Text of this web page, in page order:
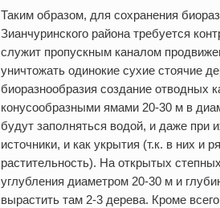
Таким образом, для сохранения
Зианчуринского района требуется
служит пропускным каналом
уничтожать одинокие сухие стоячие
биоразнообразия создание отводных
конусообразными ямами 20-30 м в
будут заполняться водой, и даже при
источники, и как укрытия (т.к. в них и
растительность). На открытых
углубления диаметром 20-30 м и
вырастить там 2-3 дерева. Кроме